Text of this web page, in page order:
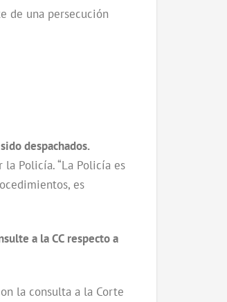
de una persecución
despachados.
Policía. “La Policía es
es
a la CC respecto a
la consulta a la Corte